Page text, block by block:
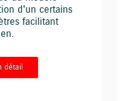
d'un certains
facilitant
détail